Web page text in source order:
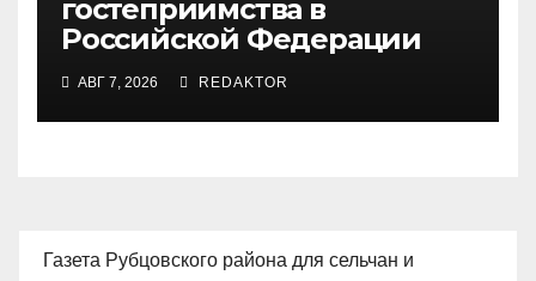
гостеприимства в
Российской Федерации
АВГ 7, 2026 REDAKTOR
Газета Рубцовского района для сельчан и